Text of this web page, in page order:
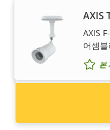
AXIS
AXIS
어셈블
본
Axis 제품 판
리셀러가 되고 싶
의 연락